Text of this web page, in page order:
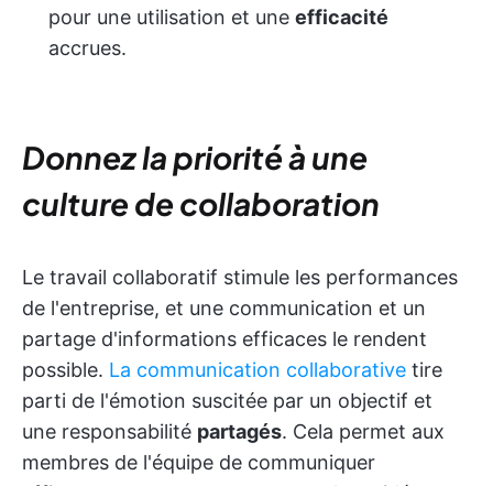
pour une utilisation et une efficacité
accrues.
Donnez la priorité à une
culture de collaboration
Le travail collaboratif stimule les performances
de l'entreprise, et une communication et un
partage d'informations efficaces le rendent
possible. La communication collaborative tire
parti de l'émotion suscitée par un objectif et
une responsabilité partagés. Cela permet aux
membres de l'équipe de communiquer